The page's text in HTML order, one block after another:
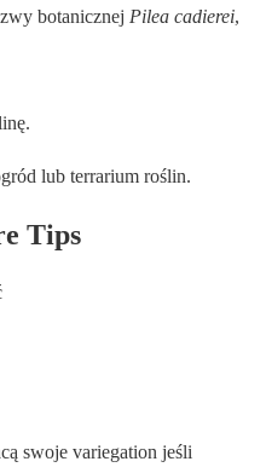
botanicznej Pilea cadierei,
lub terrarium roślin.
Tips
swoje variegation jeśli